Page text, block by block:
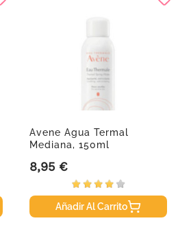
Avene Agua Termal
Mediana, 150ml
Precio
8,95 €
Añadir Al Carrito